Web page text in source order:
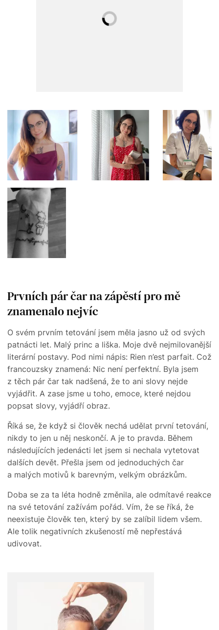
Prvních pár čar na zápěstí pro mě
znamenalo nejvíc
O svém prvním tetování jsem měla jasno už od svých
patnácti let. Malý princ a liška. Moje dvě nejmilovanější
literární postavy. Pod nimi nápis: Rien n’est parfait. Což
francouzsky znamená: Nic není perfektní. Byla jsem
z těch pár čar tak nadšená, že to ani slovy nejde
vyjádřit. A zase jsme u toho, emoce, které nejdou
popsat slovy, vyjádří obraz.
Říká se, že když si člověk nechá udělat první tetování,
nikdy to jen u něj neskončí. A je to pravda. Během
následujících jedenácti let jsem si nechala vytetovat
dalších devět. Přešla jsem od jednoduchých čar
a malých motivů k barevným, velkým obrázkům.
Doba se za ta léta hodně změnila, ale odmítavé reakce
na své tetování zažívám pořád. Vím, že se říká, že
neexistuje člověk ten, který by se zalíbil lidem všem.
Ale tolik negativních zkušeností mě nepřestává
udivovat.